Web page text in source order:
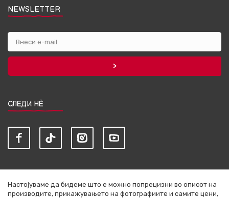
NEWSLETTER
СЛЕДИ НЀ
Настојуваме да бидеме што е можно попрецизни во описот на
производите, прикажувањето на фотографиите и самите цени,